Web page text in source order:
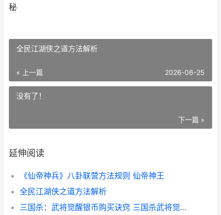
秘
全民江湖侠之道方法解析
« 上一篇 2026-06-25
没有了！
下一篇 »
延伸阅读
《仙帝神兵》八卦联营方法规则 仙帝神王
全民江湖侠之道方法解析
三国杀：武将觉醒银币购买诀窍 三国杀武将觉醒角色大全